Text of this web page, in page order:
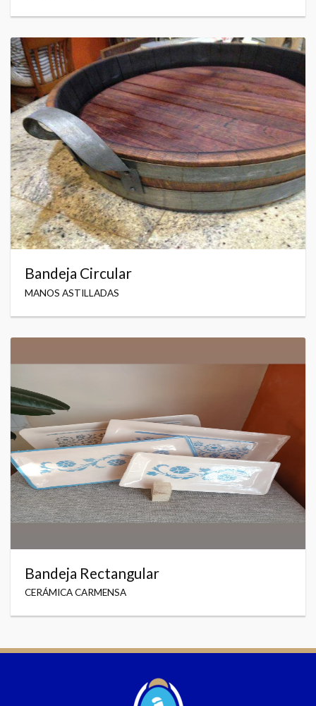
Bandeja Circular
MANOS ASTILLADAS
Bandeja Rectangular
CERÁMICA CARMENSA